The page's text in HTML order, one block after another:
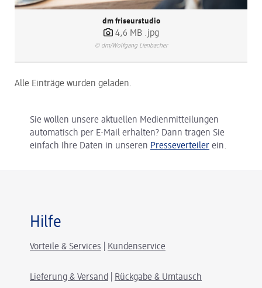
dm friseurstudio
4,6 MB .jpg
© dm/Wolfgang Lienbacher
Alle Einträge wurden geladen.
Sie wollen unsere aktuellen Medienmitteilungen
automatisch per E-Mail erhalten? Dann tragen Sie
einfach Ihre Daten in unseren Presseverteiler ein.
Hilfe
Vorteile & Services Kundenservice
Lieferung & Versand Rückgabe & Umtausch